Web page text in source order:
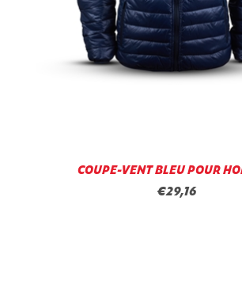
COUPE-VENT BLEU POUR
€29,16